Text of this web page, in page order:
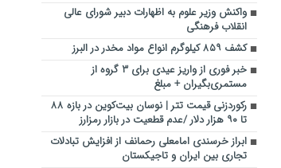
واکنش وزیر علوم به اظهارات دبیر شورای عالی
انقلاب فرهنگی
کشف ۸۵۹ کیلوگرم انواع مواد مخدر در البرز
خبر فوری از واریز عیدی برای ۳ گروه از
مستمری‌بگیران + مبلغ
رکوردزنی قیمت تتر | نوسان بیت‌کوین در بازه ۸۸
تا ۹۰ هزار دلار /عدم قطعیت در بازار رمزارز
ابراز خرسندی امامعلی رحمانف از افزایش تبادلات
تجاری بین ایران و تاجیکستان